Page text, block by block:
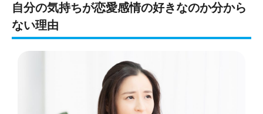
自分の気持ちが恋愛感情の好きなのか分から
ない理由